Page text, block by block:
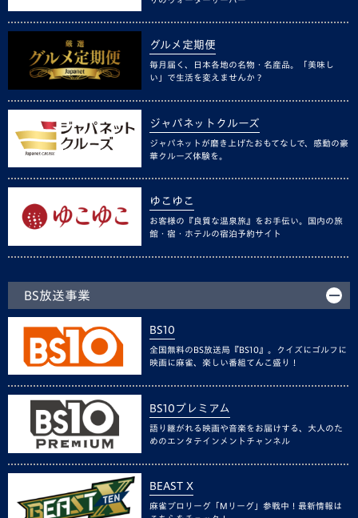
グルメ定期便
毎月届く、日本各地の名物・名産品。「美味し
い」で生活を変えませんか？
ジャパネットクルーズ
ジャパネットが磨き上げたおもてなしで、感動の豪
華クルーズ体験を。
ゆこゆこ
お客様の『良質な温泉旅』をお手伝い。国内の旅
館・宿・ホテルの宿泊予約サイト
BS放送事業
BS10
全国無料のBS放送局『BS10』。クイズにゴルフに
映画に麻雀、楽しい番組てんこ盛り！
BS10プレミアム
語り継がれる映画や音楽をお届けする、大人のた
めのエンタテインメントチャンネル
BEAST X
麻雀プロリーグ「Mリーグ」参戦中！最新情報は